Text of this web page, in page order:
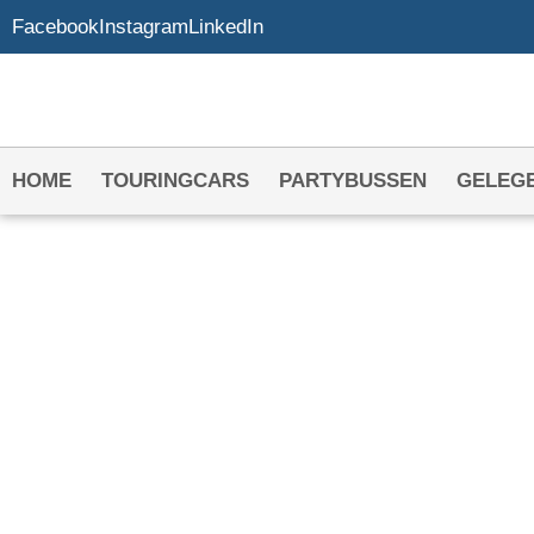
FacebookInstagramLinkedIn
HOME TOURINGCARS PARTYBUSSEN